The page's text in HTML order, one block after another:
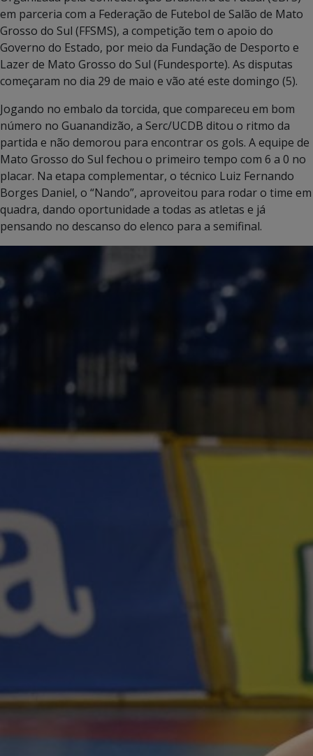
em parceria com a Federação de Futebol de Salão de Mato
Grosso do Sul (FFSMS), a competição tem o apoio do
Governo do Estado, por meio da Fundação de Desporto e
Lazer de Mato Grosso do Sul (Fundesporte). As disputas
começaram no dia 29 de maio e vão até este domingo (5).
Jogando no embalo da torcida, que compareceu em bom
número no Guanandizão, a Serc/UCDB ditou o ritmo da
partida e não demorou para encontrar os gols. A equipe de
Mato Grosso do Sul fechou o primeiro tempo com 6 a 0 no
placar. Na etapa complementar, o técnico Luiz Fernando
Borges Daniel, o “Nando”, aproveitou para rodar o time em
quadra, dando oportunidade a todas as atletas e já
pensando no descanso do elenco para a semifinal.